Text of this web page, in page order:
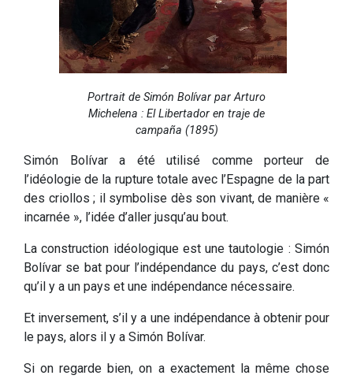
Portrait de Simón Bolívar par Arturo
Michelena : El Libertador en traje de
campaña (1895)
Simón Bolívar a été utilisé comme porteur de
l’idéologie de la rupture totale avec l’Espagne de la part
des criollos ; il symbolise dès son vivant, de manière «
incarnée », l’idée d’aller jusqu’au bout.
La construction idéologique est une tautologie : Simón
Bolívar se bat pour l’indépendance du pays, c’est donc
qu’il y a un pays et une indépendance nécessaire.
Et inversement, s’il y a une indépendance à obtenir pour
le pays, alors il y a Simón Bolívar.
Si on regarde bien, on a exactement la même chose